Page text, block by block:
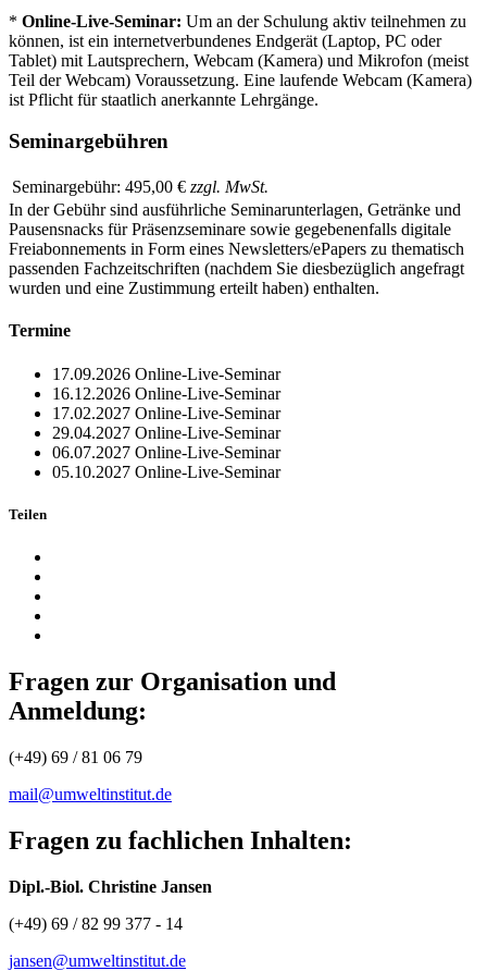
* Online-Live-Seminar: Um an der Schulung aktiv teilnehmen zu
können, ist ein internetverbundenes Endgerät (Laptop, PC oder
Tablet) mit Lautsprechern, Webcam (Kamera) und Mikrofon (meist
Teil der Webcam) Voraussetzung. Eine laufende Webcam (Kamera)
ist Pflicht für staatlich anerkannte Lehrgänge.
Seminargebühren
Seminargebühr: 495,00 € zzgl. MwSt.
In der Gebühr sind ausführliche Seminarunterlagen, Getränke und
Pausensnacks für Präsenzseminare sowie gegebenenfalls digitale
Freiabonnements in Form eines Newsletters/ePapers zu thematisch
passenden Fachzeitschriften (nachdem Sie diesbezüglich angefragt
wurden und eine Zustimmung erteilt haben) enthalten.
Termine
17.09.2026 Online-Live-Seminar
16.12.2026 Online-Live-Seminar
17.02.2027 Online-Live-Seminar
29.04.2027 Online-Live-Seminar
06.07.2027 Online-Live-Seminar
05.10.2027 Online-Live-Seminar
Teilen
Fragen zur Organisation und
Anmeldung:
(+49) 69 / 81 06 79
mail@umweltinstitut.de
Fragen zu fachlichen Inhalten:
Dipl.-Biol. Christine Jansen
(+49) 69 / 82 99 377 - 14
jansen@umweltinstitut.de